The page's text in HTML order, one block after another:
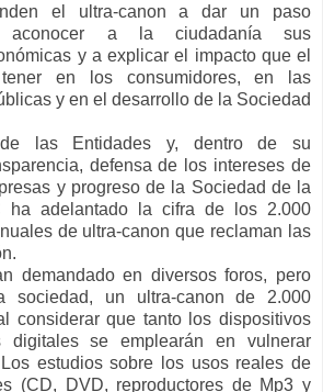
el ultra-canon a dar un paso
a la ciudadanía sus
y a explicar el impacto que el
en los consumidores, en las
y en el desarrollo de la Sociedad
las Entidades y, dentro de su
defensa de los intereses de
y progreso de la Sociedad de la
ha adelantado la cifra de los 2.000
de ultra-canon que reclaman las
demandado en diversos foros, pero
sociedad, un ultra-canon de 2.000
considerar que tanto los dispositivos
digitales se emplearán en vulnerar
estudios sobre los usos reales de
(CD, DVD, reproductores de Mp3 y